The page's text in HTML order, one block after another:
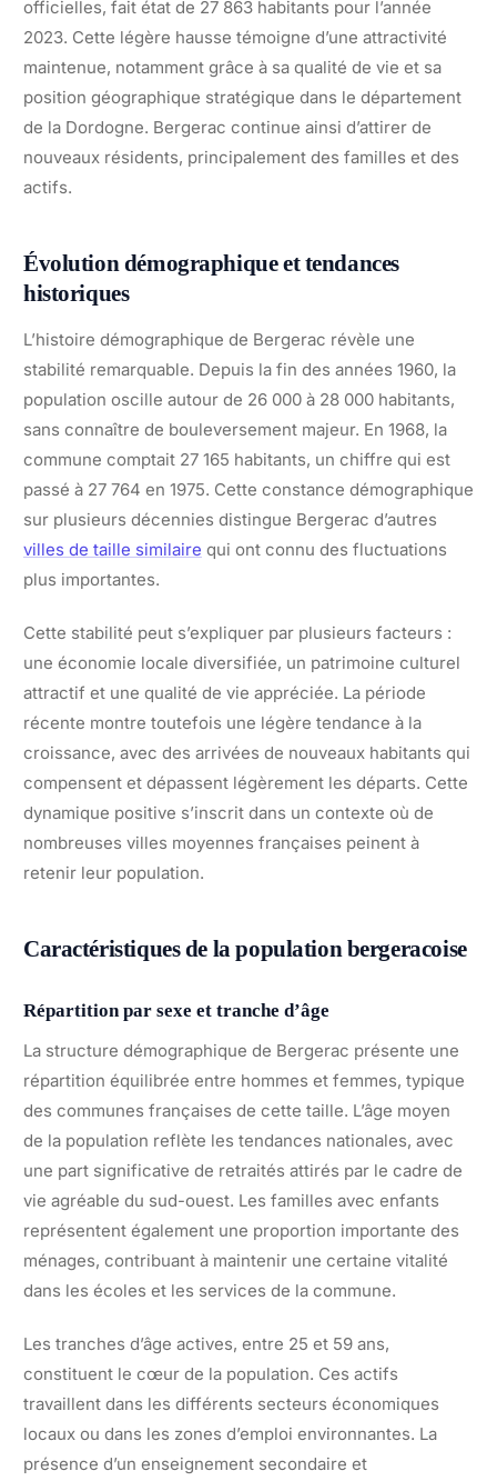
officielles, fait état de 27 863 habitants pour l’année
2023. Cette légère hausse témoigne d’une attractivité
maintenue, notamment grâce à sa qualité de vie et sa
position géographique stratégique dans le département
de la Dordogne. Bergerac continue ainsi d’attirer de
nouveaux résidents, principalement des familles et des
actifs.
Évolution démographique et tendances
historiques
L’histoire démographique de Bergerac révèle une
stabilité remarquable. Depuis la fin des années 1960, la
population oscille autour de 26 000 à 28 000 habitants,
sans connaître de bouleversement majeur. En 1968, la
commune comptait 27 165 habitants, un chiffre qui est
passé à 27 764 en 1975. Cette constance démographique
sur plusieurs décennies distingue Bergerac d’autres
villes de taille similaire qui ont connu des fluctuations
plus importantes.
Cette stabilité peut s’expliquer par plusieurs facteurs :
une économie locale diversifiée, un patrimoine culturel
attractif et une qualité de vie appréciée. La période
récente montre toutefois une légère tendance à la
croissance, avec des arrivées de nouveaux habitants qui
compensent et dépassent légèrement les départs. Cette
dynamique positive s’inscrit dans un contexte où de
nombreuses villes moyennes françaises peinent à
retenir leur population.
Caractéristiques de la population bergeracoise
Répartition par sexe et tranche d’âge
La structure démographique de Bergerac présente une
répartition équilibrée entre hommes et femmes, typique
des communes françaises de cette taille. L’âge moyen
de la population reflète les tendances nationales, avec
une part significative de retraités attirés par le cadre de
vie agréable du sud-ouest. Les familles avec enfants
représentent également une proportion importante des
ménages, contribuant à maintenir une certaine vitalité
dans les écoles et les services de la commune.
Les tranches d’âge actives, entre 25 et 59 ans,
constituent le cœur de la population. Ces actifs
travaillent dans les différents secteurs économiques
locaux ou dans les zones d’emploi environnantes. La
présence d’un enseignement secondaire et